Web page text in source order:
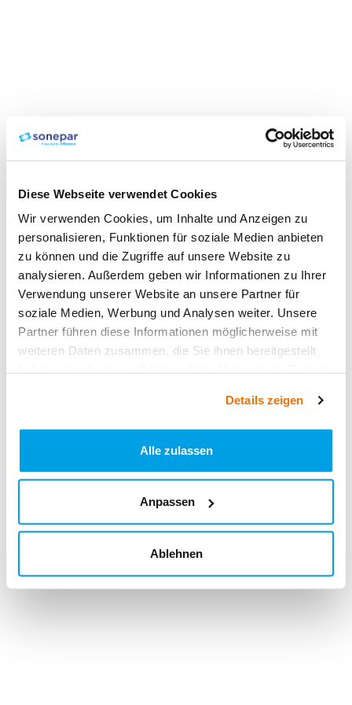
Diese Webseite verwendet Cookies
Wir verwenden Cookies, um Inhalte und Anzeigen zu
personalisieren, Funktionen für soziale Medien anbieten
zu können und die Zugriffe auf unsere Website zu
analysieren. Außerdem geben wir Informationen zu Ihrer
Verwendung unserer Website an unsere Partner für
soziale Medien, Werbung und Analysen weiter. Unsere
Partner führen diese Informationen möglicherweise mit
weiteren Daten zusammen, die Sie ihnen bereitgestellt
Details zeigen
Alle zulassen
Anpassen
Ablehnen